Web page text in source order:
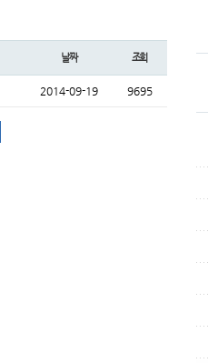
날짜 조회
2014-09-19 9695